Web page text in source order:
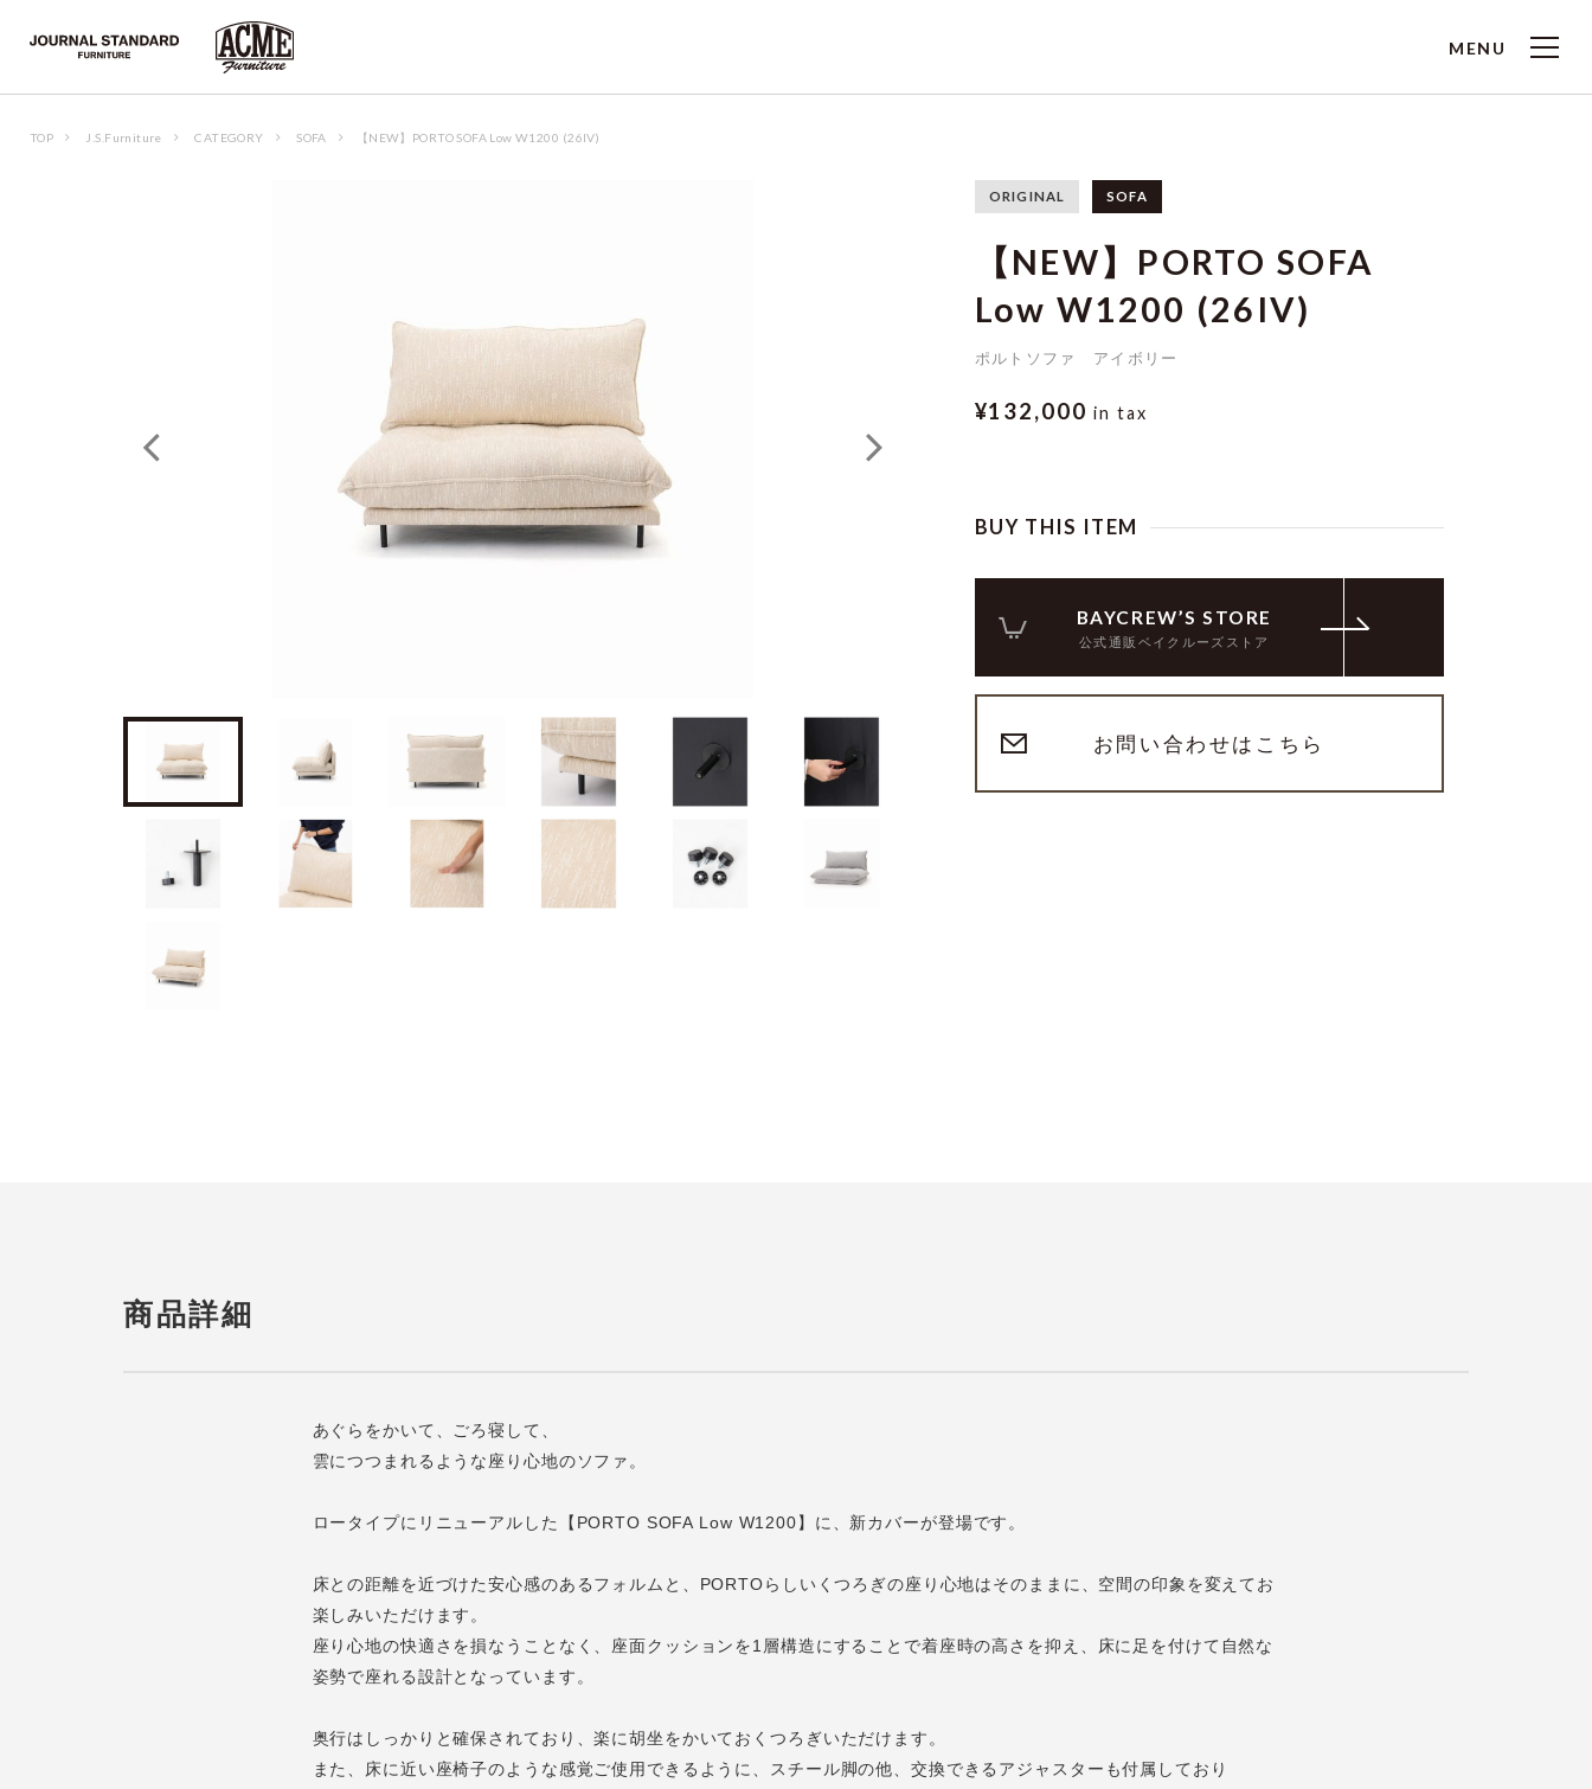
MENU
TOP J.S.Furniture CATEGORY SOFA 【NEW】PORTO SOFA Low W1200 (26IV)
ORIGINAL SOFA
【NEW】PORTO SOFA
Low W1200 (26IV)
ポルトソファ アイボリー
¥132,000in tax
BUY THIS ITEM
BAYCREW’S STORE
公式通販ベイクルーズストア
お問い合わせはこちら
商品詳細
あぐらをかいて、ごろ寝して、
雲につつまれるような座り心地のソファ。
ロータイプにリニューアルした【PORTO SOFA Low W1200】に、新カバーが登場です。
床との距離を近づけた安心感のあるフォルムと、PORTOらしいくつろぎの座り心地はそのままに、空間の印象を変えてお
楽しみいただけます。
座り心地の快適さを損なうことなく、座面クッションを1層構造にすることで着座時の高さを抑え、床に足を付けて自然な
姿勢で座れる設計となっています。
奥行はしっかりと確保されており、楽に胡坐をかいておくつろぎいただけます。
また、床に近い座椅子のような感覚ご使用できるように、スチール脚の他、交換できるアジャスターも付属しており